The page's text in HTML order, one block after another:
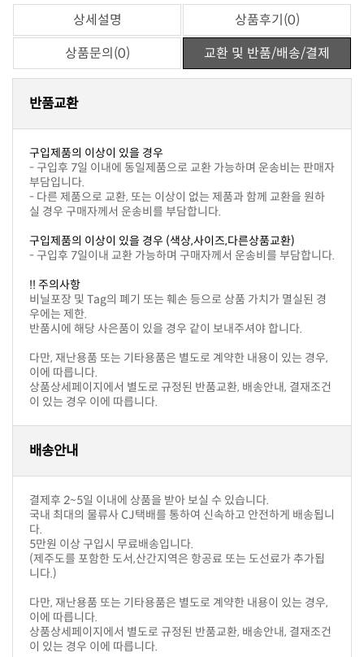
상세설명
상품후기(0)
상품문의(0)
교환 및 반품/배송/결제
반품교환
구입제품의 이상이 있을 경우
부담입니다.
실 경우 구매자께서 운송비를 부담합니다.
구입제품의 이상이 있을 경우 (색상,사이즈,다른상품교환)
- 구입후 7일이내 교환 가능하며 구매자께서 운송비를 부담합니다.
!! 주의사항
우에는 제한.
반품시에 해당 사은품이 있을 경우 같이 보내주셔야 합니다.
이에 따릅니다.
이 있는 경우 이에 따릅니다.
배송안내
결제후 2~5일 이내에 상품을 받아 보실 수 있습니다.
다.
5만원 이상 구입시 무료배송입니다.
니다.)
이에 따릅니다.
이 있는 경우 이에 따릅니다.